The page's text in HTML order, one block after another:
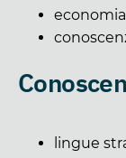
lingue